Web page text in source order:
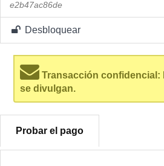
e2b47ac86de
Desbloquear
Transacción confidencial:
se divulgan.
Probar el pago